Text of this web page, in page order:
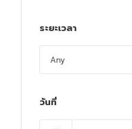
ระยะเวลา
วันที่